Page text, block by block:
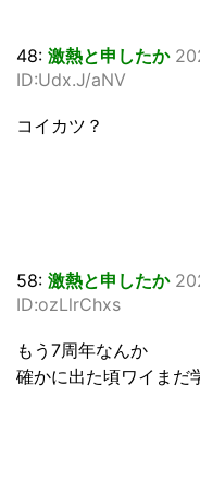
48: 激熱と申したか
ID:Udx.J/aNV
コイカツ？
58: 激熱と申したか
ID:ozLlrChxs
もう7周年なんか
確かに出た頃ワイまだ